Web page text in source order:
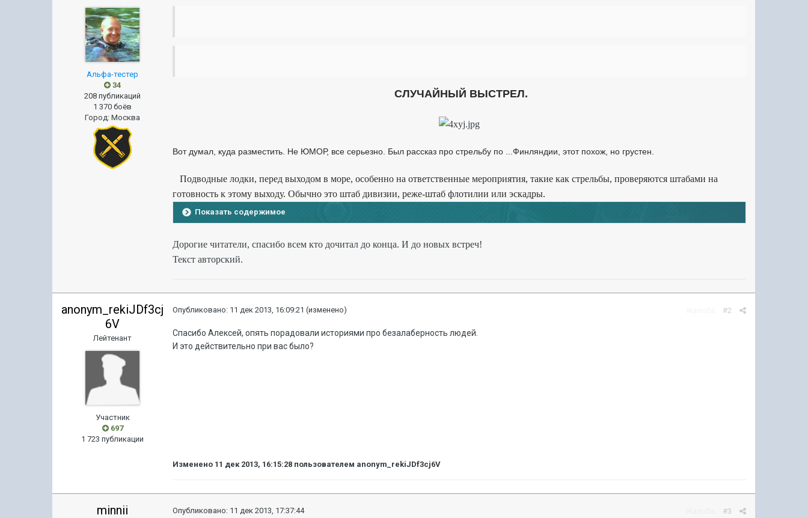
Альфа-тестер
34
208 публикаций
1 370 боёв
Город:Москва
СЛУЧАЙНЫЙ ВЫСТРЕЛ.
Вот думал, куда разместить. Не ЮМОР, все серьезно. Был рассказ про стрельбу по ...Финляндии, этот похож, но грустен.
Подводные лодки, перед выходом в море, особенно на ответственные мероприятия, такие как стрельбы, проверяются штабами на
готовность к этому выходу. Обычно это штаб дивизии, реже-штаб флотилии или эскадры.
Показать содержимое
Дорогие читатели, спасибо всем кто дочитал до конца. И до новых встреч!
Текст авторский.
anonym_rekiJDf3cj
6V
Лейтенант
Участник
697
1 723 публикации
#2
Опубликовано: 11 дек 2013, 16:09:21 (изменено)
Спасибо Алексей, опять порадовали историями про безалаберность людей.
И это действительно при вас было?
Изменено 11 дек 2013, 16:15:28 пользователем anonym_rekiJDf3cj6V
minnii #3
Опубликовано: 11 дек 2013, 17:37:44